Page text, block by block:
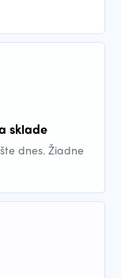
sklade
dnes. Žiadne